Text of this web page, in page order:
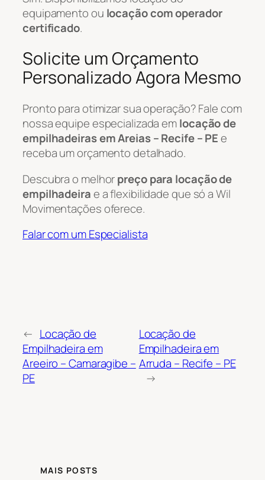
equipamento ou locação com operador
certificado.
Solicite um Orçamento
Personalizado Agora Mesmo
Pronto para otimizar sua operação? Fale com
nossa equipe especializada emlocação de
empilhadeiras em Areias – Recife – PEe
receba um orçamento detalhado.
Descubra o melhorpreço para locação de
empilhadeirae a flexibilidade que só a Wil
Movimentações oferece.
Falar com um Especialista
← Locação de
Empilhadeira em
Areeiro – Camaragibe –
PE
Locação de
Empilhadeira em
Arruda – Recife – PE
→
MAIS POSTS